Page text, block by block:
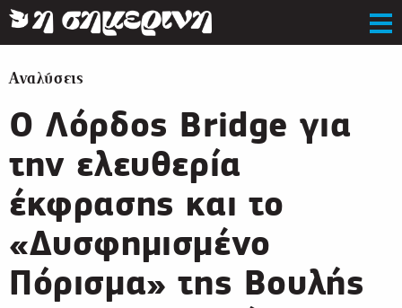
Αναλύσεις
Ο Λόρδος Bridge για
την ελευθερία
έκφρασης και το
«Δυσφημισμένο
Πόρισμα» της Βουλής